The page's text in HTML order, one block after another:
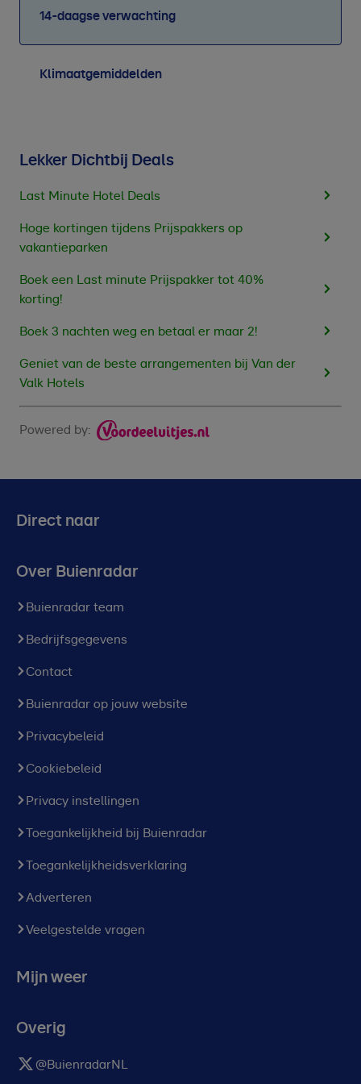
14-daagse verwachting
Klimaatgemiddelden
Lekker Dichtbij Deals
Last Minute Hotel Deals
Hoge kortingen tijdens Prijspakkers op
vakantieparken
Boek een Last minute Prijspakker tot 40%
korting!
Boek 3 nachten weg en betaal er maar 2!
Geniet van de beste arrangementen bij Van der
Valk Hotels
Powered by:
Direct naar
Over Buienradar
Buienradar team
Bedrijfsgegevens
Contact
Buienradar op jouw website
Privacybeleid
Cookiebeleid
Privacy instellingen
Toegankelijkheid bij Buienradar
Toegankelijkheidsverklaring
Adverteren
Veelgestelde vragen
Mijn weer
Overig
@BuienradarNL